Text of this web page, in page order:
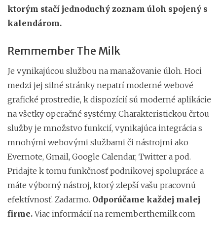
ktorým stačí jednoduchý zoznam úloh spojený s
kalendárom.
Remmember The Milk
Je vynikajúcou službou na manažovanie úloh. Hoci
medzi jej silné stránky nepatrí moderné webové
grafické prostredie, k dispozícií sú moderné aplikácie
na všetky operačné systémy. Charakteristickou črtou
služby je množstvo funkcií, vynikajúca integrácia s
mnohými webovými službami či nástrojmi ako
Evernote, Gmail, Google Calendar, Twitter a pod.
Pridajte k tomu funkčnosť podnikovej spolupráce a
máte výborný nástroj, ktorý zlepší vašu pracovnú
efektívnosť. Zadarmo. Odporúčame každej malej
firme.Viac informácií na rememberthemilk.com